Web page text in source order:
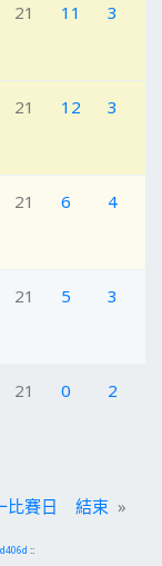
21 11 3
21 12 3
21 6 4
21 5 3
21 0 2
比賽日 結束 »
::